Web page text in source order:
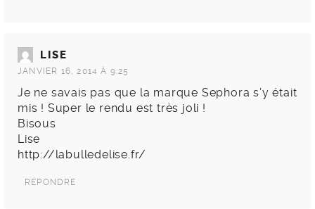
LISE
JANVIER 16, 2014 À 9:25
Je ne savais pas que la marque Sephora s’y était
mis ! Super le rendu est très joli !
Bisous
Lise
http://labulledelise.fr/
RÉPONDRE